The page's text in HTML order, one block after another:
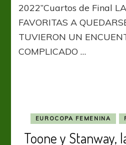
2022”Cuartos de Final
FAVORITAS A
TUVIERON UN
COMPLICADO …
EUROCOPA FEMENINA
Toone y Stanway,